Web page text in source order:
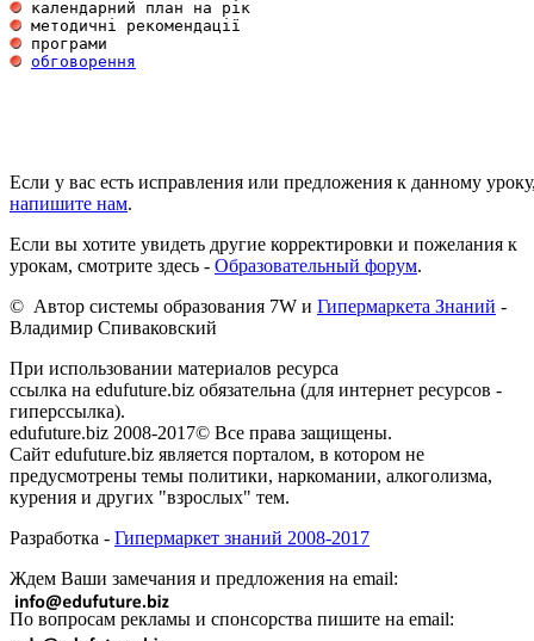
обговорення
Если у вас есть исправления или предложения к данному
напишите нам.
Если вы хотите увидеть другие корректировки и пожелания к
урокам, смотрите здесь - Образовательный форум.
© Автор системы образования 7W и Гипермаркета Знаний -
Владимир Спиваковский
При использовании материалов ресурса
ссылка на edufuture.biz обязательна (для интернет ресурсов -
гиперссылка).
edufuture.biz 2008-2017© Все права защищены.
Сайт edufuture.biz является порталом, в котором не
предусмотрены темы политики, наркомании, алкоголизма,
курения и других "взрослых" тем.
Разработка - Гипермаркет знаний 2008-2017
Ждем Ваши замечания и предложения на email:
По вопросам рекламы и спонсорства пишите на email: